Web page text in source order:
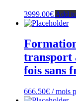
3999.00€ Add
transport
fois sans
666.50€ / mois